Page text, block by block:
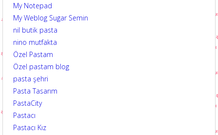
My Notepad
My Weblog Sugar Semin
nil butik pasta
nino mutfakta
Özel Pastam
Özel pastam blog
pasta şehri
Pasta Tasarım
PastaCity
Pastacı
Pastacı Kız